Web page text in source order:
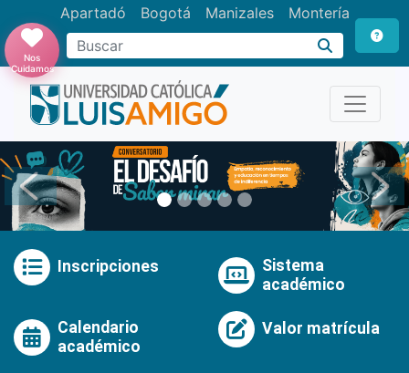
Apartadó Bogotá Manizales Montería
Buscar
Nos
Cuidamos
Anterior
Inscripciones
Sistema
académico
Calendario
académico
Valor matrícula